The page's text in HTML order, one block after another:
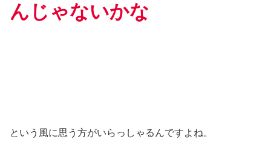
んじゃないかな
という風に思う方がいらっしゃるんですよね。